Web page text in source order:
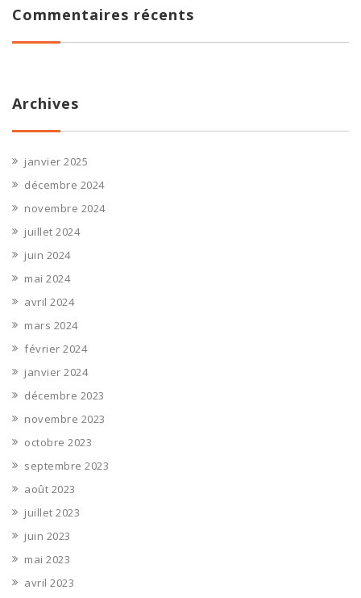
Commentaires récents
Archives
janvier 2025
décembre 2024
novembre 2024
juillet 2024
juin 2024
mai 2024
avril 2024
mars 2024
février 2024
janvier 2024
décembre 2023
novembre 2023
octobre 2023
septembre 2023
août 2023
juillet 2023
juin 2023
mai 2023
avril 2023